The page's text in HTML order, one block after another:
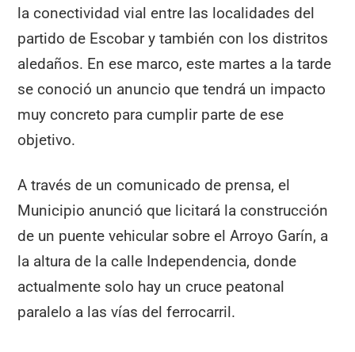
la conectividad vial entre las localidades del
partido de Escobar y también con los distritos
aledaños. En ese marco, este martes a la tarde
se conoció un anuncio que tendrá un impacto
muy concreto para cumplir parte de ese
objetivo.
A través de un comunicado de prensa, el
Municipio anunció que licitará la construcción
de un puente vehicular sobre el Arroyo Garín, a
la altura de la calle Independencia, donde
actualmente solo hay un cruce peatonal
paralelo a las vías del ferrocarril.